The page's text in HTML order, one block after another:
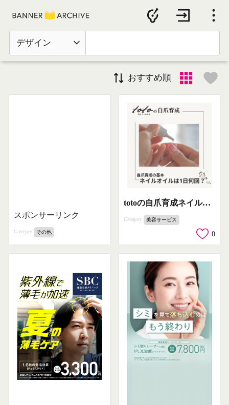
デザイン
おすすめ順
スポンサーリンク
Category その他
totoの自爪育成ネイルケア講座
Category 美容サービス
0